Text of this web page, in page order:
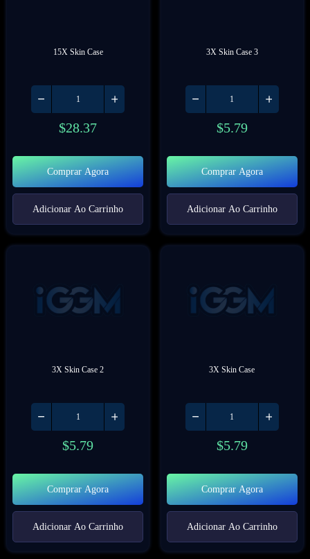
15X Skin Case
$28.37
Comprar Agora
Adicionar Ao Carrinho
3X Skin Case 3
$5.79
Comprar Agora
Adicionar Ao Carrinho
3X Skin Case 2
$5.79
Comprar Agora
Adicionar Ao Carrinho
3X Skin Case
$5.79
Comprar Agora
Adicionar Ao Carrinho